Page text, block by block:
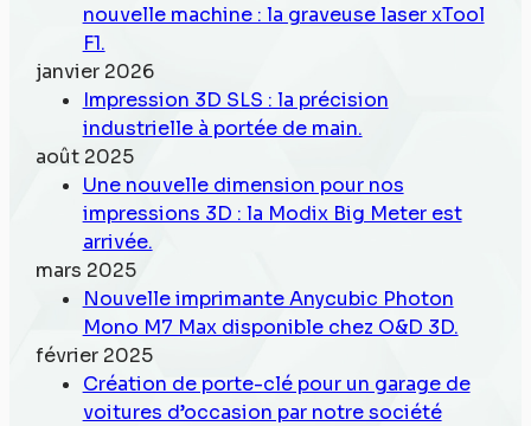
nouvelle machine : la graveuse laser xTool
F1.
janvier 2026
Impression 3D SLS : la précision
industrielle à portée de main.
août 2025
Une nouvelle dimension pour nos
impressions 3D : la Modix Big Meter est
arrivée.
mars 2025
Nouvelle imprimante Anycubic Photon
Mono M7 Max disponible chez O&D 3D.
février 2025
Création de porte-clé pour un garage de
voitures d’occasion par notre société